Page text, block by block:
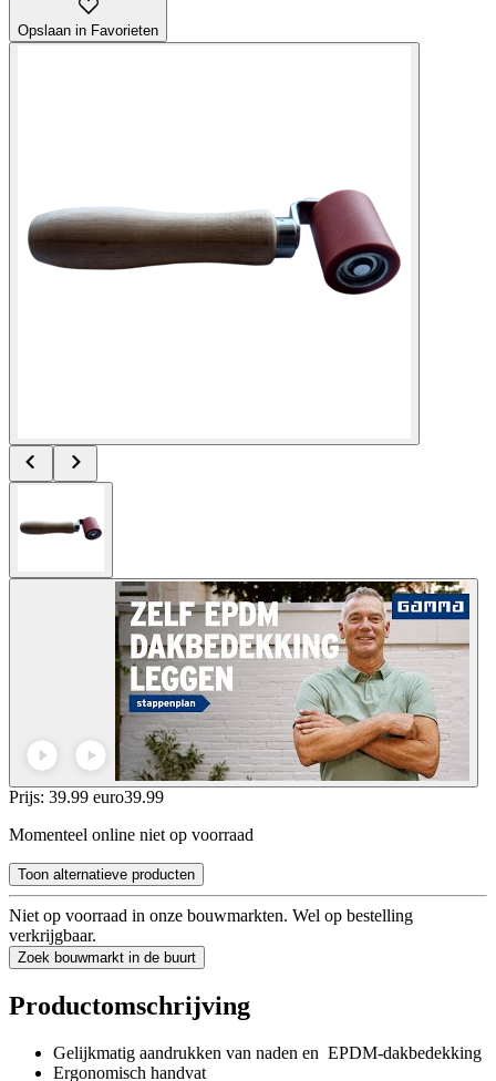
Opslaan in Favorieten
Prijs: 39.99 euro39.99
Momenteel online niet op voorraad
Toon alternatieve producten
Niet op voorraad in onze bouwmarkten. Wel op bestelling
verkrijgbaar.
Zoek bouwmarkt in de buurt
Productomschrijving
Gelijkmatig aandrukken van naden en EPDM-dakbedekking
Ergonomisch handvat